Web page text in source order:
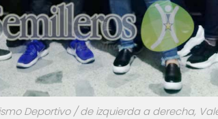
Deportivo / de izquierda a derecha,